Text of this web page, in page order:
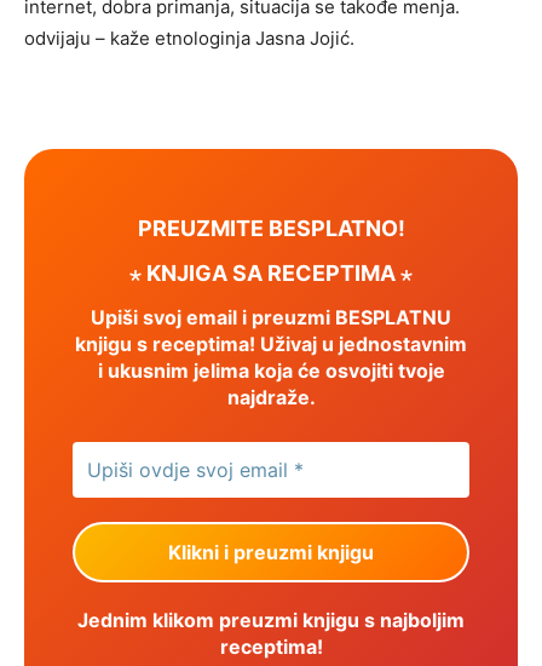
internet, dobra primanja, situacija se takođe menja.
odvijaju – kaže etnologinja Jasna Jojić.
PREUZMITE BESPLATNO!
⋆ KNJIGA SA RECEPTIMA ⋆
Upiši svoj email i preuzmi BESPLATNU
knjigu s receptima! Uživaj u jednostavnim
i ukusnim jelima koja će osvojiti tvoje
najdraže.
Jednim klikom preuzmi knjigu s najboljim
receptima!